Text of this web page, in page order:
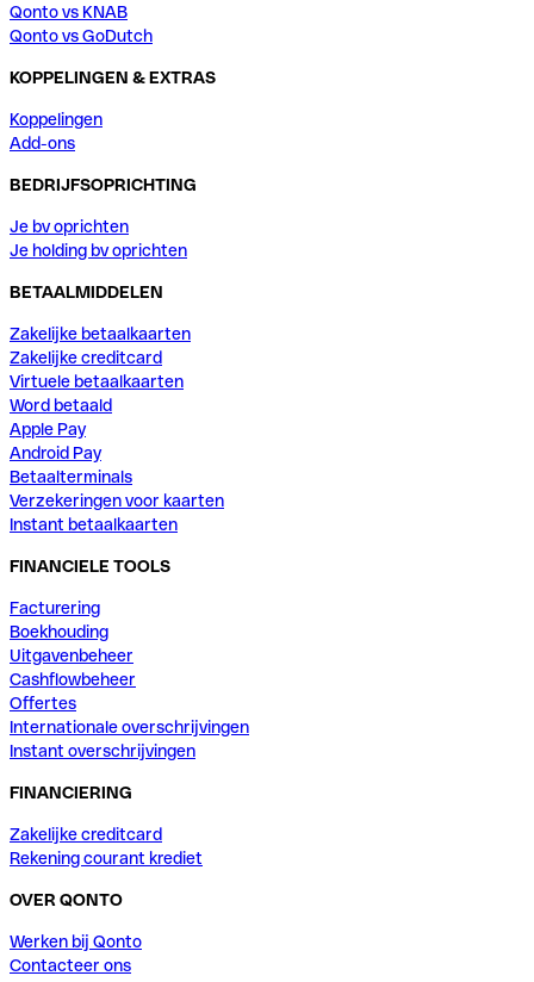
Qonto vs KNAB
Qonto vs GoDutch
KOPPELINGEN & EXTRAS
Koppelingen
Add-ons
BEDRIJFSOPRICHTING
Je bv oprichten
Je holding bv oprichten
BETAALMIDDELEN
Zakelijke betaalkaarten
Zakelijke creditcard
Virtuele betaalkaarten
Word betaald
Apple Pay
Android Pay
Betaalterminals
Verzekeringen voor kaarten
Instant betaalkaarten
FINANCIELE TOOLS
Facturering
Boekhouding
Uitgavenbeheer
Cashflowbeheer
Offertes
Internationale overschrijvingen
Instant overschrijvingen
FINANCIERING
Zakelijke creditcard
Rekening courant krediet
OVER QONTO
Werken bij Qonto
Contacteer ons